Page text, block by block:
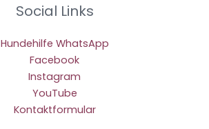
Social Links
Hundehilfe WhatsApp
Facebook
Instagram
YouTube
Kontaktformular